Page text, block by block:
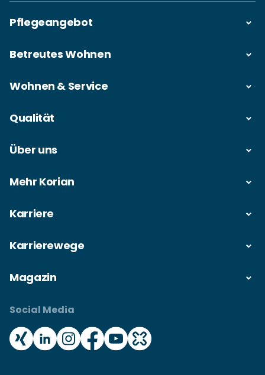
Pflegeangebot
Betreutes Wohnen
Wohnen & Service
Qualität
Über uns
Mehr Korian
Karriere
Karrierewege
Magazin
Social Media